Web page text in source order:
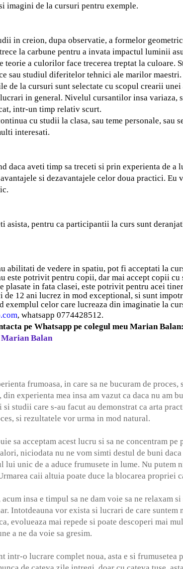
imagini de la cursuri pentru exemple.
in creion, dupa observatie, a formelor
la carbune pentru a invata impactul luminii
a culorilor face trecerea treptat la culoare.
sau studiul diferitelor tehnici ale marilor maestri.
de la cursuri sunt selectate cu scopul crearii
in general. Nivelul cursantilor insa variaza,
intr-un timp relativ scurt.
cu studii la clasa, sau teme personale, sau
interesati.
daca aveti timp sa treceti si prin experienta de a
si dezavantajele celor doua practici. Eu
asista, pentru ca participantii la curs sunt
abilitati de vedere in spatiu, pot fi acceptati la
potrivit pentru copii, dar mai accept copii cu
plasate in fata clasei, este potrivit pentru acei
de 12 ani lucrez in mod exceptional, si sunt
exemplul celor care lucreaza din imaginatie la
, whatsapp 0774428512.
pe Whatsapp pe colegul meu Marian
Balan
frumoasa, in care sa ne bucuram de
experienta mea insa am vazut ca daca nu am
studii care s-au facut au demonstrat ca arta
si rezultatele vor urma in mod natural.
sa acceptam acest lucru si sa ne concentram
niciodata nu ne vom simti destul de buni
lui unic de a aduce frumusete in lume. Nu putem
caii altuia poate duce la blocarea propriei
insa e timpul sa ne dam voie sa ne relaxam
Intotdeauna vor exista si lucrari de care
evolueaza mai repede si poate descoperi mai
a ne da voie sa gresim.
intr-o lucrare complet noua, asta e si